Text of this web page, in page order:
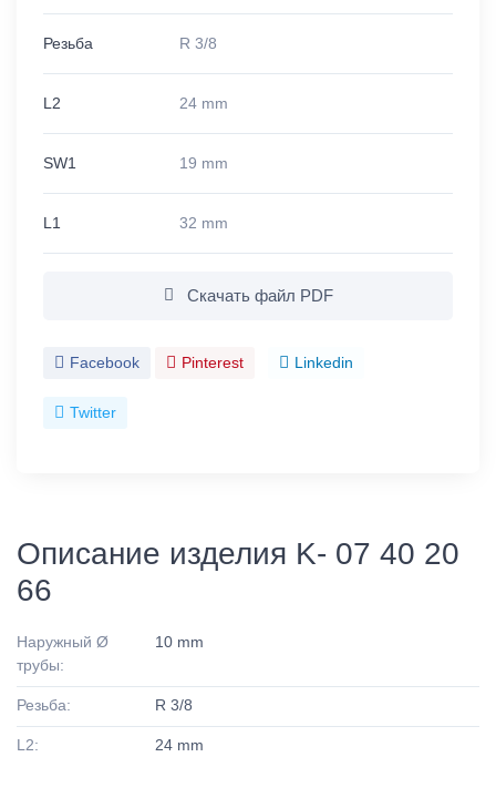
Резьба R 3/8
L2 24 mm
SW1 19 mm
L1 32 mm
Скачать файл PDF
Facebook Pinterest Linkedin
Twitter
Описание изделия K- 07 40 20
66
Наружный Ø
трубы:
10 mm
Резьба: R 3/8
L2: 24 mm